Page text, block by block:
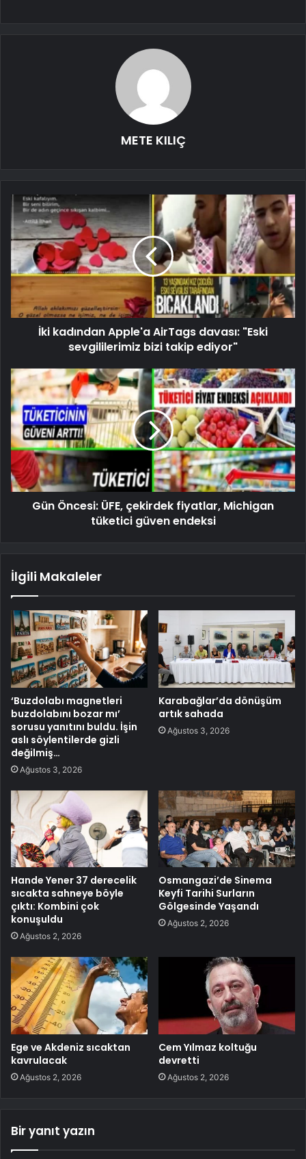
METE KILIÇ
İki kadından Apple'a AirTags davası: "Eski
sevgililerimiz bizi takip ediyor"
Gün Öncesi: ÜFE, çekirdek fiyatlar, Michigan
tüketici güven endeksi
İlgili Makaleler
‘Buzdolabı magnetleri
buzdolabını bozar mı’
sorusu yanıtını buldu. İşin
aslı söylentilerde gizli
değilmiş…
Ağustos 3, 2026
Karabağlar’da dönüşüm
artık sahada
Ağustos 3, 2026
Hande Yener 37 derecelik
sıcakta sahneye böyle
çıktı: Kombini çok
konuşuldu
Ağustos 2, 2026
Osmangazi’de Sinema
Keyfi Tarihi Surların
Gölgesinde Yaşandı
Ağustos 2, 2026
Ege ve Akdeniz sıcaktan
kavrulacak
Ağustos 2, 2026
Cem Yılmaz koltuğu
devretti
Ağustos 2, 2026
Bir yanıt yazın